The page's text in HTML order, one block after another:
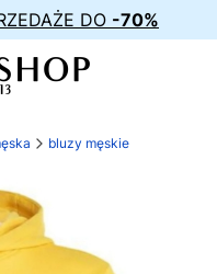
DO -70%
bluzy męskie